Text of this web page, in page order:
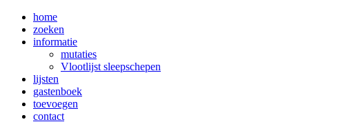
home
zoeken
informatie
mutaties
Vlootlijst sleepschepen
lijsten
gastenboek
toevoegen
contact